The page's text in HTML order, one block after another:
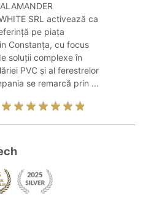
SRL activează ca
pe piața
Constanța, cu focus
soluții complexe în
PVC și al ferestrelor
se remarcă prin ...